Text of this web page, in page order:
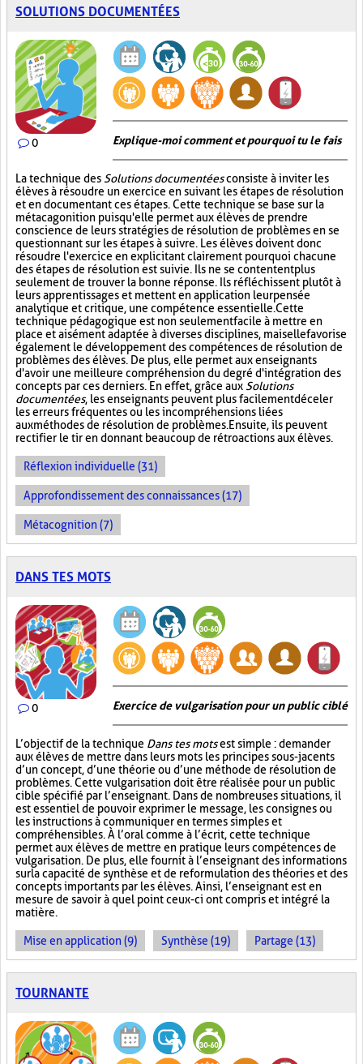
SOLUTIONS DOCUMENTÉES
0 Explique-moi comment et pourquoi tu le fais
La technique des Solutions documentéesconsiste à inviter les
élèves à résoudre un exercice en suivant les étapes de résolution
et en documentant ces étapes. Cette technique se base sur la
métacagonition puisqu'elle permet aux élèves de prendre
conscience de leurs stratégies de résolution de problèmes en se
questionnant sur les étapes à suivre. Les élèves doivent donc
résoudre l'exercice en explicitant clairement pourquoi chacune
des étapes de résolution est suivie. Ils ne se contentent plus
seulement de trouver la bonne réponse. Ils réfléchissent plutôt à
leurs apprentissages et mettent en application leur pensée
analytique et critique, une compétence essentielle. Cette
technique pédagogique est non seulement facile à mettre en
place et aisément adaptée à diverses disciplines, mais elle favorise
également le développement des compétences de résolution de
problèmes des élèves. De plus, elle permet aux enseignants
d'avoir une meilleure compréhension du degré d'intégration des
concepts par ces derniers. En effet, grâce aux Solutions
documentées, les enseignants peuvent plus facilement déceler
les erreurs fréquentes ou les incompréhensions liées
aux méthodes de résolution de problèmes. Ensuite, ils peuvent
rectifier le tir en donnant beaucoup de rétroactions aux élèves.
Réflexion individuelle (31)
Approfondissement des connaissances (17)
Métacognition (7)
DANS TES MOTS
0 Exercice de vulgarisation pour un public ciblé
L’objectif de la technique Dans tes motsest simple : demander
aux élèves de mettre dans leurs mots les principes sous-jacents
d’un concept, d’une théorie ou d’une méthode de résolution de
problèmes. Cette vulgarisation doit être réalisée pour un public
cible spécifié par l’enseignant. Dans de nombreuses situations, il
est essentiel de pouvoir exprimer le message, les consignes ou
les instructions à communiquer en termes simples et
compréhensibles. À l’oral comme à l’écrit, cette technique
permet aux élèves de mettre en pratique leurs compétences de
vulgarisation. De plus, elle fournit à l’enseignant des informations
sur la capacité de synthèse et de reformulation des théories et des
concepts importants par les élèves. Ainsi, l’enseignant est en
mesure de savoir à quel point ceux-ci ont compris et intégré la
matière.
Mise en application (9) Synthèse (19) Partage (13)
TOURNANTE